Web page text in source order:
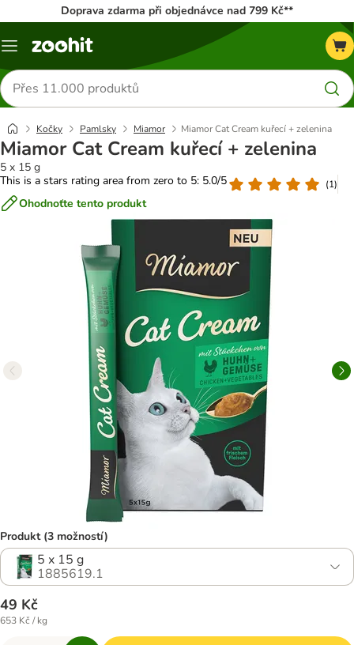
Doprava zdarma při objednávce nad 799 Kč**
Menu
Hledat
produkty
Kočky Pamlsky Miamor Miamor Cat Cream kuřecí + zelenina
Miamor Cat Cream kuřecí + zelenina
5 x 15 g
This is a stars rating area from zero to 5: 5.0/5
(1)
Ohodnoťte tento produkt
Produkt (3 možností)
5 x 15 g
1885619.1
49 Kč
653 Kč / kg